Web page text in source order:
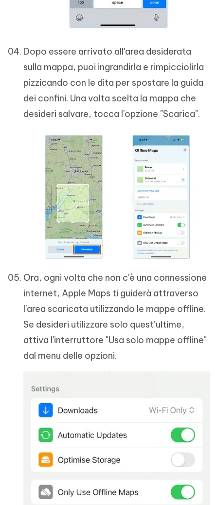
Dopo essere arrivato all'area desiderata
sulla mappa, puoi ingrandirla e rimpicciolirla
pizzicando con le dita per spostare la guida
dei confini. Una volta scelta la mappa che
desideri salvare, tocca l'opzione "Scarica".
Ora, ogni volta che non c'è una connessione
internet, Apple Maps ti guiderà attraverso
l'area scaricata utilizzando le mappe offline.
Se desideri utilizzare solo quest’ultime,
attiva l'interruttore "Usa solo mappe offline"
dal menu delle opzioni.